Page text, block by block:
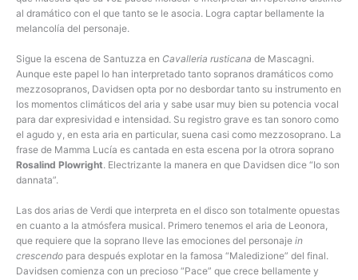
al dramático con el que tanto se le asocia. Logra captar bellamente la
melancolía del personaje.
Sigue la escena de Santuzza en Cavalleria rusticana de Mascagni.
Aunque este papel lo han interpretado tanto sopranos dramáticos como
mezzosopranos, Davidsen opta por no desbordar tanto su instrumento en
los momentos climáticos del aria y sabe usar muy bien su potencia vocal
para dar expresividad e intensidad. Su registro grave es tan sonoro como
el agudo y, en esta aria en particular, suena casi como mezzosoprano. La
frase de Mamma Lucía es cantada en esta escena por la otrora soprano
Rosalind Plowright. Electrizante la manera en que Davidsen dice “Io son
dannata”.
Las dos arias de Verdi que interpreta en el disco son totalmente opuestas
en cuanto a la atmósfera musical. Primero tenemos el aria de Leonora,
que requiere que la soprano lleve las emociones del personaje in
crescendo para después explotar en la famosa “Maledizione” del final.
Davidsen comienza con un precioso “Pace” que crece bellamente y